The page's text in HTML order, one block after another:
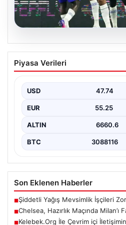
Kelebek.Org İle
Sertifikalı Adresi Ve
iletişim kurması ciddi bir
USD 47.74
EUR 55.25
ALTIN 6660.6
BTC
Son Eklenen Haberler